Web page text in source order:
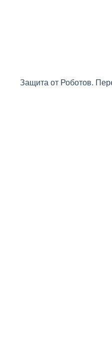
Защита от Роботов.